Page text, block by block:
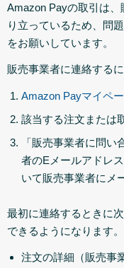
Amazon Payの取引は
り立っているため、問
をお願いしています。
販売事業者に連絡する
Amazon Payマイペ
該当する注文または
「販売事業者に問
者のEメールアドレ
いて販売事業者にメ
最初に連絡するときに
できるようになります。
注文の詳細（販売事